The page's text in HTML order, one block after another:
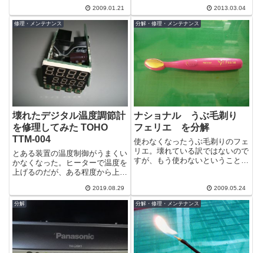
2009.01.21
べずいぶん小さくなっています。
半分の大き...
2013.03.04
修理・メンテナンス
壊れたデジタル温度調節計
を修理してみた TOHO
TTM-004
とある装置の温度制御がうまくい
かなくなった。ヒーターで温度を
上げるのだが、ある程度から上げ
004は、多機能な温度制御兼温度
表示の...
2019.08.29
分解・修理・メンテナンス
ナショナル うぶ毛剃り
フェリエ を分解
使わなくなったうぶ毛剃りのフェ
リエ。壊れている訳ではないので
すが、もう使わないということな
2009.05.24
分解 分解・修理・メンテナンス